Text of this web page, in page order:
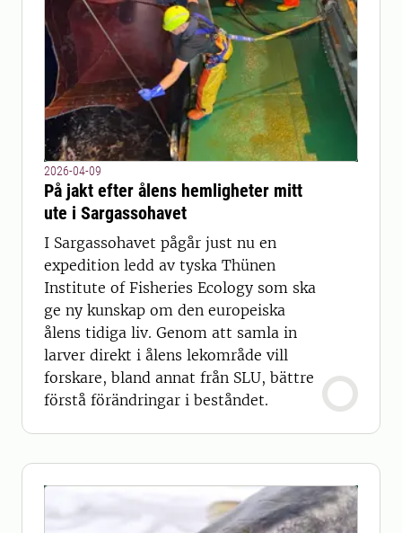
2026-04-09
På jakt efter ålens hemligheter mitt
ute i Sargassohavet
I Sargassohavet pågår just nu en
expedition ledd av tyska Thünen
Institute of Fisheries Ecology som ska
ge ny kunskap om den europeiska
ålens tidiga liv. Genom att samla in
larver direkt i ålens lekområde vill
forskare, bland annat från SLU, bättre
förstå förändringar i beståndet.